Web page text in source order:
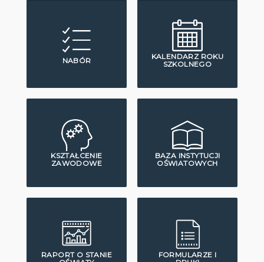
NABÓR
KALENDARZ ROKU
SZKOLNEGO
KSZTAŁCENIE
ZAWODOWE
BAZA INSTYTUCJI
OŚWIATOWYCH
RAPORT O STANIE
FORMULARZE I